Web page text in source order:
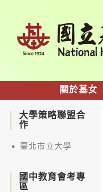
關於基女
大學策略聯盟合
作
臺北市立大學
國中教育會考專
區